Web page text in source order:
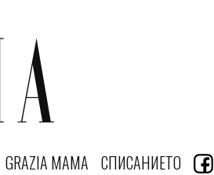
GRAZIA MAMA СПИСАНИЕТО